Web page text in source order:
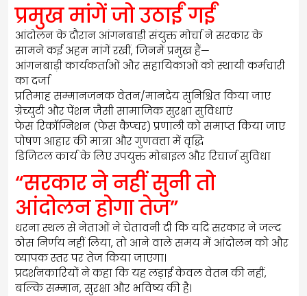
प्रमुख मांगें जो उठाईं गईं
आंदोलन के दौरान आंगनबाड़ी संयुक्त मोर्चा ने सरकार के
सामने कई अहम मांगें रखीं, जिनमें प्रमुख हैं—
आंगनबाड़ी कार्यकर्ताओं और सहायिकाओं को स्थायी कर्मचारी
का दर्जा
प्रतिमाह सम्मानजनक वेतन/मानदेय सुनिश्चित किया जाए
ग्रेच्युटी और पेंशन जैसी सामाजिक सुरक्षा सुविधाएं
फेस रिकॉग्निशन (फेस कैप्चर) प्रणाली को समाप्त किया जाए
पोषण आहार की मात्रा और गुणवत्ता में वृद्धि
डिजिटल कार्य के लिए उपयुक्त मोबाइल और रिचार्ज सुविधा
“सरकार ने नहीं सुनी तो
आंदोलन होगा तेज”
धरना स्थल से नेताओं ने चेतावनी दी कि यदि सरकार ने जल्द
ठोस निर्णय नहीं लिया, तो आने वाले समय में आंदोलन को और
व्यापक स्तर पर तेज किया जाएगा।
प्रदर्शनकारियों ने कहा कि यह लड़ाई केवल वेतन की नहीं,
बल्कि सम्मान, सुरक्षा और भविष्य की है।